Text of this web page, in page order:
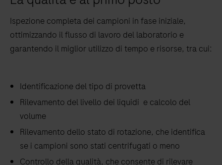
Ispezione completa dei campioni in fase iniziale,
ottimizzando il flusso di lavoro del laboratorio e
garantendo il miglior utilizzo di tempo e risorse, tra cui:
Identificazione del tipo di provetta
Rilevamento del livello dei liquidi e calcolo del
volume
Rilevamento dello stato di rotazione, che identifica
se i campioni sono stati centrifugati o meno
Controllo della qualità, che consente di rilevare